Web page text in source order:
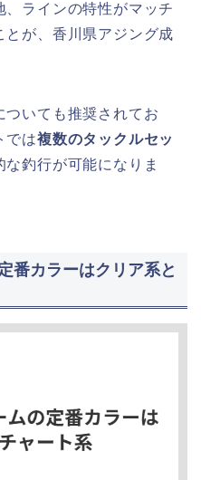
、ラインの特性がマッチ
とが、香川県アジング成
ついても推奨されてお
では複数のタックルセッ
釣行が可能になりま
番カラーはクリア系と